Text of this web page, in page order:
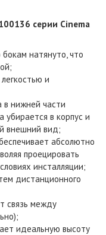
серии Cinema
натянуто, что
и
в нижней части
убирается в корпус и
внешний вид;
абсолютно
проецировать
инсталляции;
дистанционного
связь между
идеальную высоту